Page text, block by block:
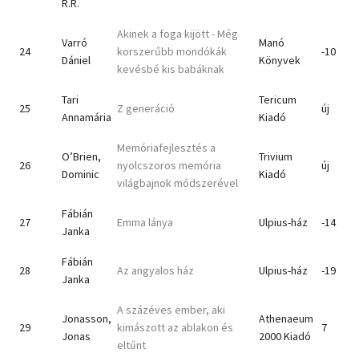
R.R.
24
Varró
Dániel
Akinek a foga kijött - Még
korszerűbb mondókák
kevésbé kis babáknak
Manó
Könyvek
-10
25
Tari
Annamária
Z generáció
Tericum
Kiadó
új
26
O’Brien,
Dominic
Memóriafejlesztés a
nyolcszoros memória
világbajnok módszerével
Trivium
Kiadó
új
27
Fábián
Janka
Emma lánya Ulpius-ház -14
28
Fábián
Janka
Az angyalos ház Ulpius-ház -19
29
Jonasson,
Jonas
A százéves ember, aki
kimászott az ablakon és
eltűnt
Athenaeum
2000 Kiadó
7